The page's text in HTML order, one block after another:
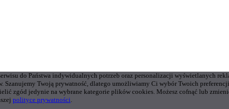
do Państwa indywidualnych potrzeb oraz personalizacji wyświetlanych
Twoją prywatność, dlatego umożliwiamy Ci wybór Twoich
zgód jedynie na wybrane kategorie plików cookies. Możesz cofnąć lub
polityce prywatności